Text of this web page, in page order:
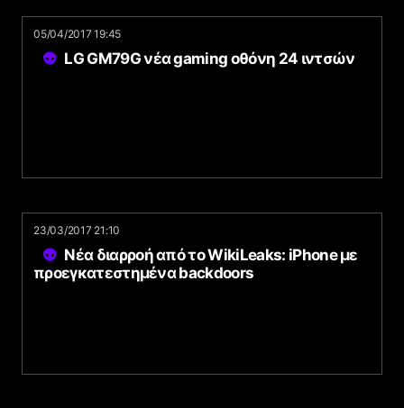
05/04/2017 19:45
LG GM79G νέα gaming οθόνη 24 ιντσών
23/03/2017 21:10
Νέα διαρροή από το WikiLeaks: iPhone με
προεγκατεστημένα backdoors